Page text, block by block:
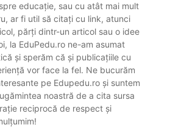
educație, sau cu atât mai mult
ar fi util să citați cu link, atunci
părți dintr-un articol sau o idee
la EduPedu.ro ne-am asumat
și sperăm că și publicațiile cu
vor face la fel. Ne bucurăm
pe Edupedu.ro și suntem
noastră de a cita sursa
reciprocă de respect și